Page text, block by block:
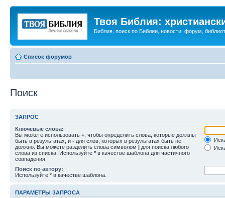
Твоя Библия:
Библия, поиск по Библии, новости, форум,
Список форумов
Поиск
ЗАПРОС
Ключевые слова:
Вы можете использовать + , чтобы определить слова, которые должны
быть в результатах, и - для слов, которых в результатах быть не
должно. Вы можете разделить слова символом | для поиска любого
слова из списка. Используйте * в качестве шаблона для частичного
совпадения.
Поиск по автору:
Используйте * в качестве шаблона.
ПАРАМЕТРЫ ЗАПРОСА